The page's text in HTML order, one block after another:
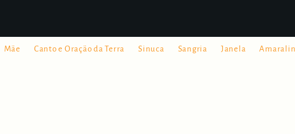
Mãe Canto e Oração da Terra Sinuca Sangria Janela